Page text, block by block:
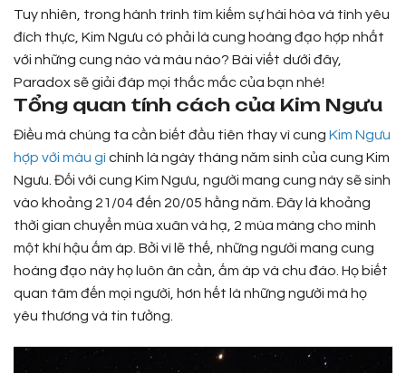
Tuy nhiên, trong hành trình tìm kiếm sự hài hòa và tình yêu
đích thực, Kim Ngưu có phải là cung hoàng đạo hợp nhất
với những cung nào và màu nào? Bài viết dưới đây,
Paradox sẽ giải đáp mọi thắc mắc của bạn nhé!
Tổng quan tính cách của Kim Ngưu
Điều mà chúng ta cần biết đầu tiên thay vì cung Kim Ngưu
hợp với màu gìchính là ngày tháng năm sinh của cung Kim
Ngưu. Đối với cung Kim Ngưu, người mang cung này sẽ sinh
vào khoảng 21/04 đến 20/05 hằng năm. Đây là khoảng
thời gian chuyển mùa xuân và hạ, 2 mùa màng cho mình
một khí hậu ấm áp. Bởi vì lẽ thế, những người mang cung
hoàng đạo này họ luôn ân cần, ấm áp và chu đáo. Họ biết
quan tâm đến mọi người, hơn hết là những người mà họ
yêu thương và tin tưởng.